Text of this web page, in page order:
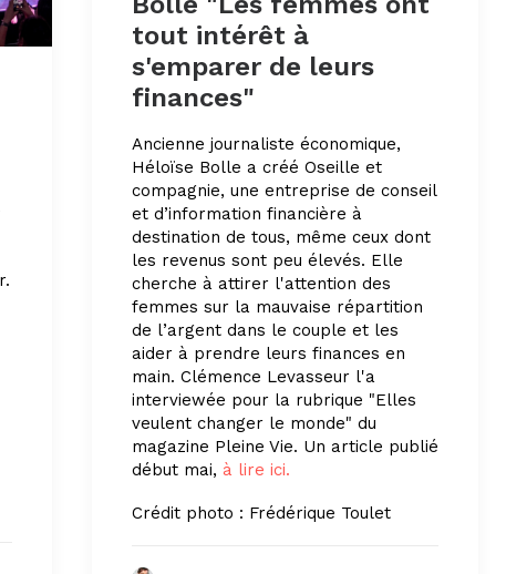
tout intérêt à
s'emparer de leurs
finances"
Ancienne journaliste économique,
Héloïse Bolle a créé Oseille et
compagnie, une entreprise de conseil
et d’information financière à
destination de tous, même ceux dont
les revenus sont peu élevés. Elle
cherche à attirer l'attention des
femmes sur la mauvaise répartition
de l’argent dans le couple et les
aider à prendre leurs finances en
main. Clémence Levasseur l'a
interviewée pour la rubrique "Elles
veulent changer le monde" du
magazine Pleine Vie. Un article publié
début mai, à lire ici.
Crédit photo : Frédérique Toulet